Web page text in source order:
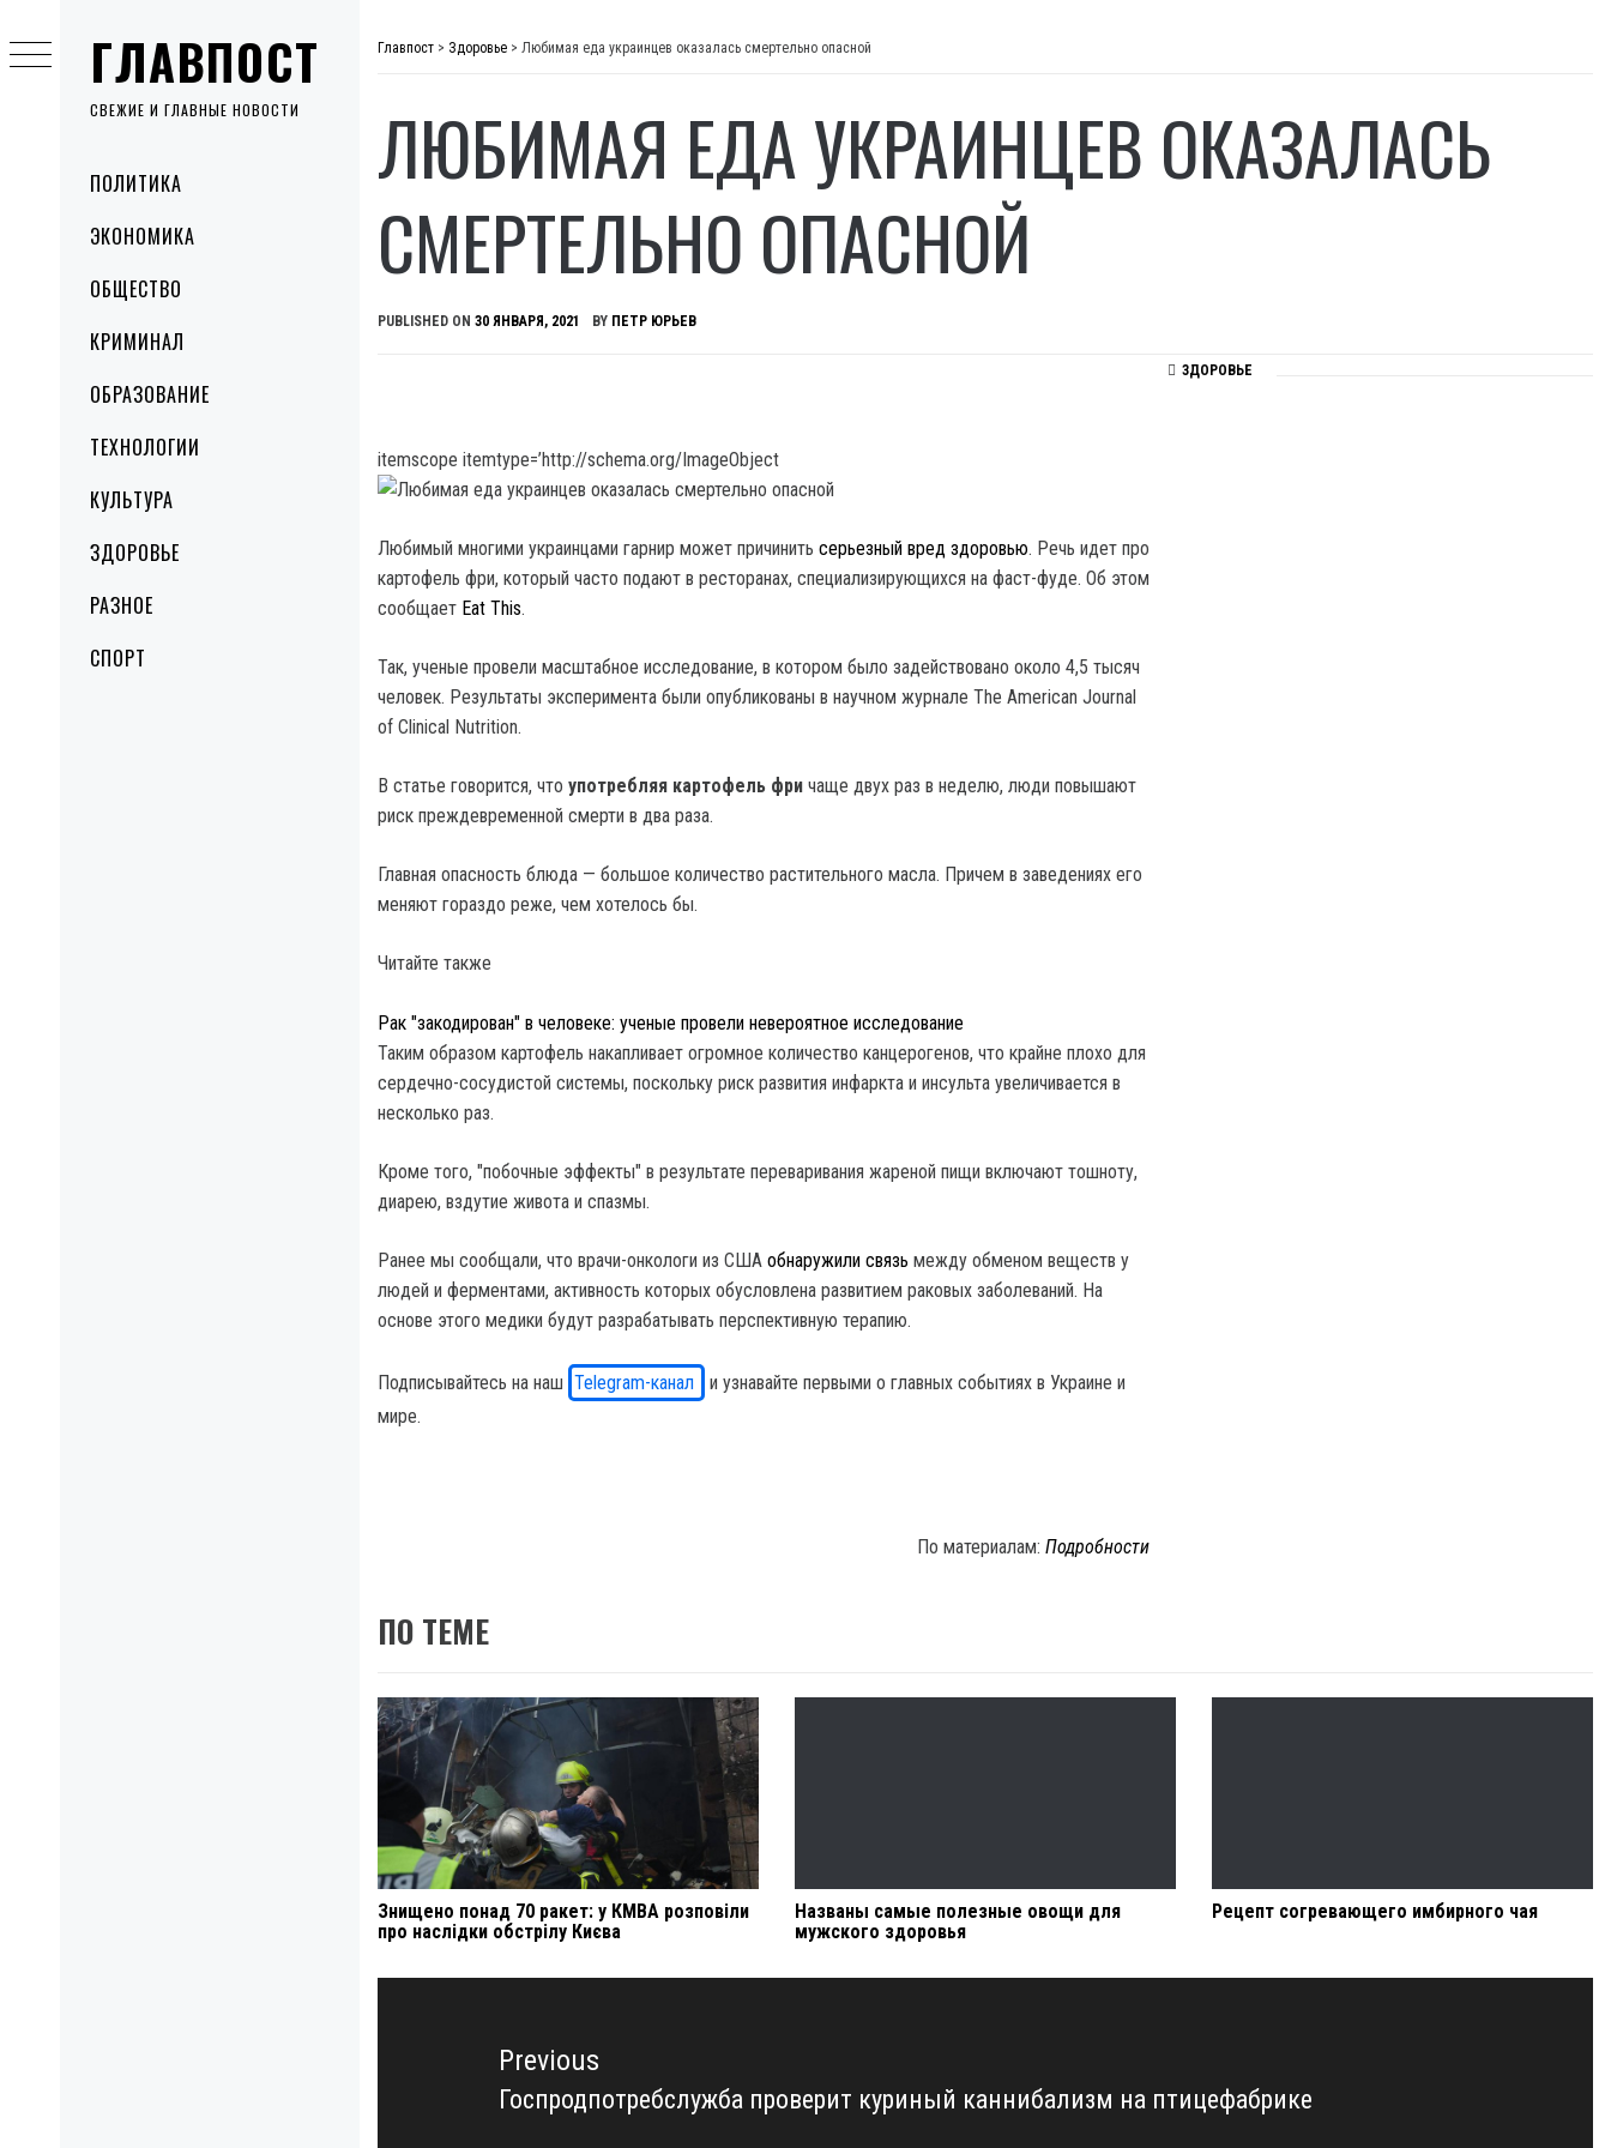
ГЛАВПОСТ
СВЕЖИЕ И ГЛАВНЫЕ НОВОСТИ
MenuПОЛИТИКА
ЭКОНОМИКА
ОБЩЕСТВО
КРИМИНАЛ
ОБРАЗОВАНИЕ
ТЕХНОЛОГИИ
КУЛЬТУРА
ЗДОРОВЬЕ
РАЗНОЕ
СПОРТ
to
content
Главпост > Здоровье > Любимая еда украинцев оказалась смертельно опасной
ЛЮБИМАЯ ЕДА УКРАИНЦЕВ ОКАЗАЛАСЬ
СМЕРТЕЛЬНО ОПАСНОЙ
PUBLISHED ON 30 ЯНВАРЯ, 2021 BY ПЕТР ЮРЬЕВ
itemscope itemtype=’http://schema.org/ImageObject
Любимый многими украинцами гарнир может причинить серьезный вред здоровью. Речь идет про
картофель фри, который часто подают в ресторанах, специализирующихся на фаст-фуде. Об этом
сообщает Eat This.
Так, ученые провели масштабное исследование, в котором было задействовано около 4,5 тысяч
человек. Результаты эксперимента были опубликованы в научном журнале The American Journal
of Clinical Nutrition.
В статье говорится, что употребляя картофель фри чаще двух раз в неделю, люди повышают
риск преждевременной смерти в два раза.
Главная опасность блюда — большое количество растительного масла. Причем в заведениях его
меняют гораздо реже, чем хотелось бы.
Читайте также
Рак "закодирован" в человеке: ученые провели невероятное исследование
Таким образом картофель накапливает огромное количество канцерогенов, что крайне плохо для
сердечно-сосудистой системы, поскольку риск развития инфаркта и инсульта увеличивается в
несколько раз.
Кроме того, "побочные эффекты" в результате переваривания жареной пищи включают тошноту,
диарею, вздутие живота и спазмы.
Ранее мы сообщали, что врачи-онкологи из США обнаружили связь между обменом веществ у
людей и ферментами, активность которых обусловлена развитием раковых заболеваний. На
основе этого медики будут разрабатывать перспективную терапию.
Подписывайтесь на наш Telegram-канал
и узнавайте первыми о главных событиях в Украине и
мире.
По материалам:Подробности
ЗДОРОВЬЕ
ПО ТЕМЕ
Знищено понад 70 ракет: у КМВА розповіли
про наслідки обстрілу Києва
Названы самые полезные овощи для
мужского здоровья
Рецепт согревающего имбирного чая
Навигация
Previous
Previous
Госпродпотребслужба проверит куриный каннибализм на птицефабрике